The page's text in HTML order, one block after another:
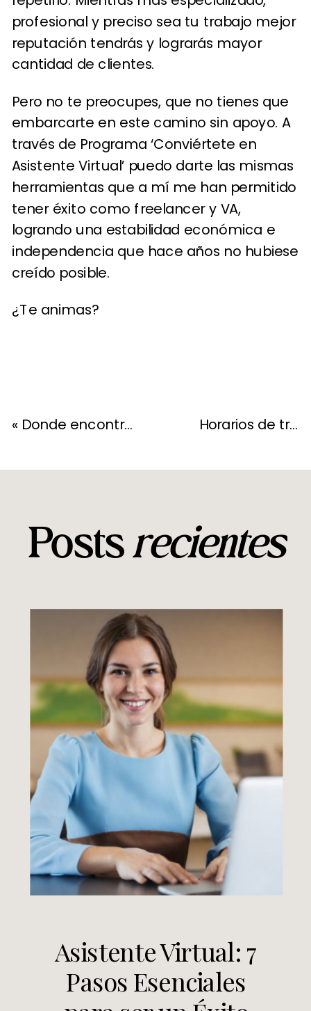
profesional y preciso sea tu trabajo mejor
reputación tendrás y lograrás mayor
cantidad de clientes.
Pero no te preocupes, que no tienes que
embarcarte en este camino sin apoyo. A
través de Programa ‘Conviértete en
Asistente Virtual’ puedo darte las mismas
herramientas que a mí me han permitido
tener éxito como freelancer y VA,
logrando una estabilidad económica e
independencia que hace años no hubiese
creído posible.
¿Te animas?
« Donde encontrar vacantes de Trabajo Remoto Horarios de trabajo como Asistente Virtual
Asistente Virtual: 7
Pasos Esenciales
Postsrecientes